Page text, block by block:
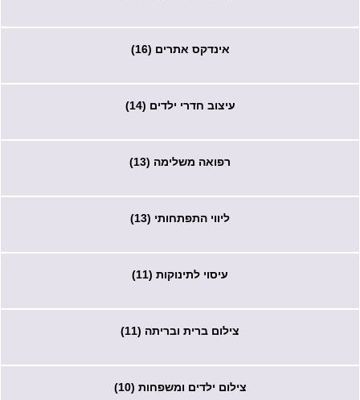
אינדקס אתרים (16)
עיצוב חדרי ילדים (14)
רפואה משלימה (13)
ליווי התפתחותי (13)
עיסוי לתינוקות (11)
צילום ברית ובריתה (11)
צילום ילדים ומשפחות (10)